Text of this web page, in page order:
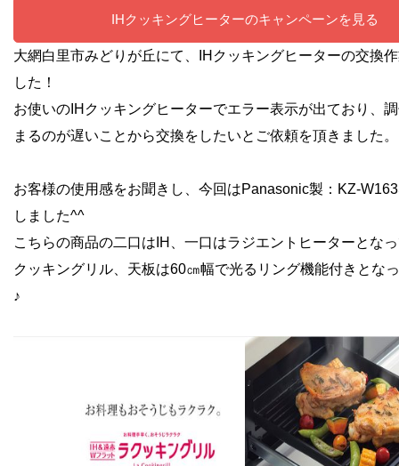
IHクッキングヒーターのキャンペーンを見る
大網白里市みどりが丘にて、IHクッキングヒーターの交換
した！
お使いのIHクッキングヒーターでエラー表示が出ており、
まるのが遅いことから交換をしたいとご依頼を頂きました。
お客様の使用感をお聞きし、今回はPanasonic製：KZ-
しました^^
こちらの商品の二口はIH、一口はラジエントヒーターとな
クッキングリル、天板は60㎝幅で光るリング機能付きとな
♪